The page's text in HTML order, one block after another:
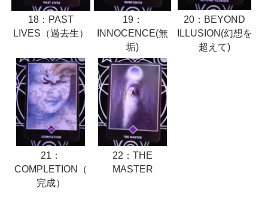
18：PAST
LIVES（過去生）
19：
INNOCENCE(無
垢)
20：BEYOND
ILLUSION(幻想を
超えて)
21：
COMPLETION（
完成）
22：THE
MASTER